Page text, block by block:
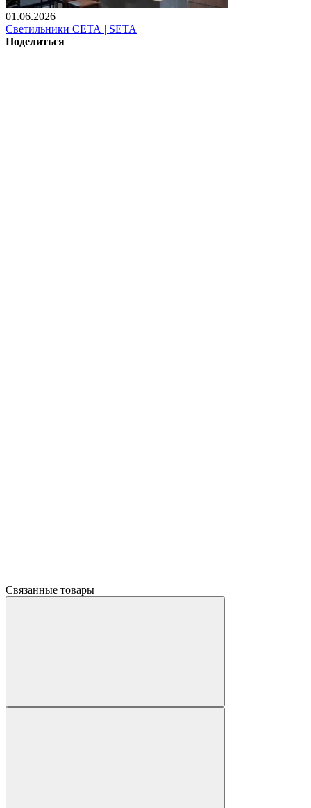
01.06.2026
Светильники СЕТА | SETA
Поделиться
Связанные товары